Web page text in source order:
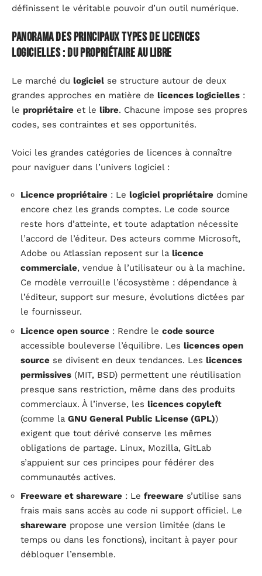
définissent le véritable pouvoir d’un outil numérique.
Panorama des principaux types de licences
logicielles : du propriétaire au libre
Le marché du logiciel se structure autour de deux
grandes approches en matière de licences logicielles :
le propriétaire et le libre. Chacune impose ses propres
codes, ses contraintes et ses opportunités.
Voici les grandes catégories de licences à connaître
pour naviguer dans l’univers logiciel :
Licence propriétaire : Le logiciel propriétaire domine
encore chez les grands comptes. Le code source
reste hors d’atteinte, et toute adaptation nécessite
l’accord de l’éditeur. Des acteurs comme Microsoft,
Adobe ou Atlassian reposent sur la licence
commerciale, vendue à l’utilisateur ou à la machine.
Ce modèle verrouille l’écosystème : dépendance à
l’éditeur, support sur mesure, évolutions dictées par
le fournisseur.
Licence open source : Rendre le code source
accessible bouleverse l’équilibre. Les licences open
source se divisent en deux tendances. Les licences
permissives (MIT, BSD) permettent une réutilisation
presque sans restriction, même dans des produits
commerciaux. À l’inverse, les licences copyleft
(comme la GNU General Public License (GPL))
exigent que tout dérivé conserve les mêmes
obligations de partage. Linux, Mozilla, GitLab
s’appuient sur ces principes pour fédérer des
communautés actives.
Freeware et shareware : Le freeware s’utilise sans
frais mais sans accès au code ni support officiel. Le
shareware propose une version limitée (dans le
temps ou dans les fonctions), incitant à payer pour
débloquer l’ensemble.